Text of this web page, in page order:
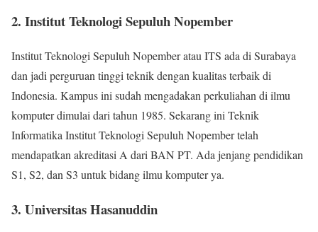
2. Institut Teknologi Sepuluh Nopember
Institut Teknologi Sepuluh Nopember atau ITS ada di Surabaya
dan jadi perguruan tinggi teknik dengan kualitas terbaik di
Indonesia. Kampus ini sudah mengadakan perkuliahan di ilmu
komputer dimulai dari tahun 1985. Sekarang ini Teknik
Informatika Institut Teknologi Sepuluh Nopember telah
mendapatkan akreditasi A dari BAN PT. Ada jenjang pendidikan
S1, S2, dan S3 untuk bidang ilmu komputer ya.
3. Universitas Hasanuddin